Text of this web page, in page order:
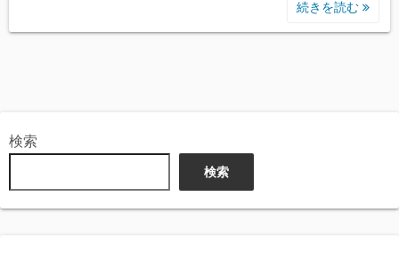
続きを読む
検索
検索